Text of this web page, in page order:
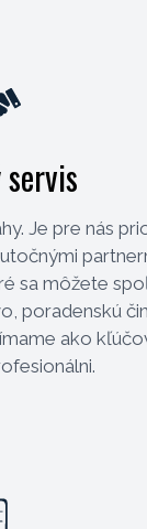
Je pre nás
sa môžete
poradenskú
ako